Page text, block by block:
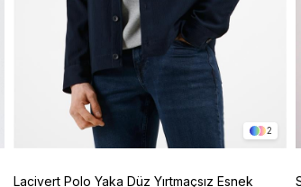
2
Lacivert Polo Yaka Düz Yırtmaçsız Esnek